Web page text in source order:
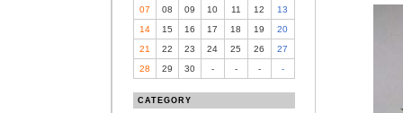
07
08 09 10 11 12
13
14
15 16 17 18 19
20
21
22 23 24 25 26
27
28
29 30 - - - -
CATEGORY